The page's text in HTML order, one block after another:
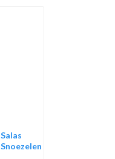
Salas
Snoezelen